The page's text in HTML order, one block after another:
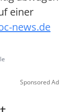
einer
news.de
Sponsored Ad